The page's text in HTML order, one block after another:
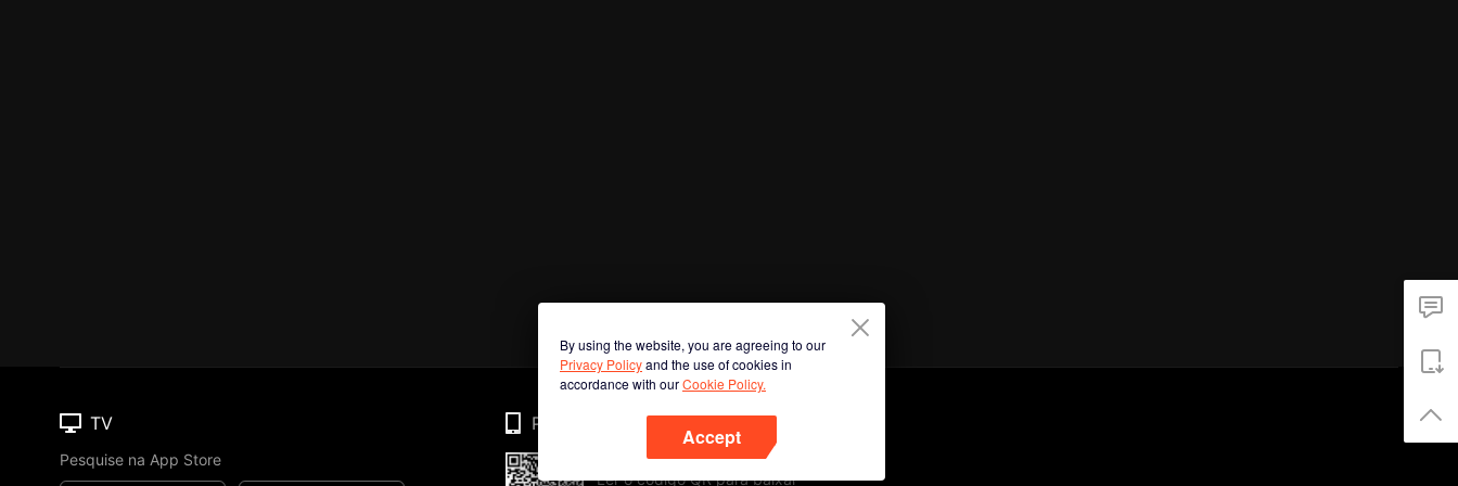
By using the website, you are agreeing to our
Privacy Policyand the use of cookies in
accordance with ourCookie Policy.
Accept
TV
Pesquise na App Store
Phone
Ler o código QR para baixar